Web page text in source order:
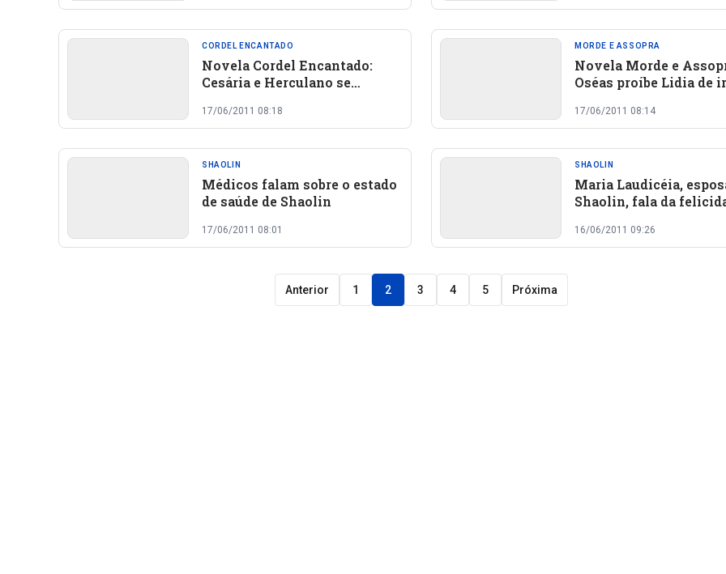
CORDEL ENCANTADO
Novela Cordel Encantado:
Cesária e Herculano se
17/06/2011 08:18
MORDE E ASSOPRA
Novela Morde e
Oséas proíbe Lidia de
17/06/2011 08:14
SHAOLIN
Médicos falam sobre o estado
de saúde de Shaolin
17/06/2011 08:01
SHAOLIN
Maria Laudicéia,
Shaolin, fala da
16/06/2011 09:26
Anterior 1 2 3 4 5 Próxima